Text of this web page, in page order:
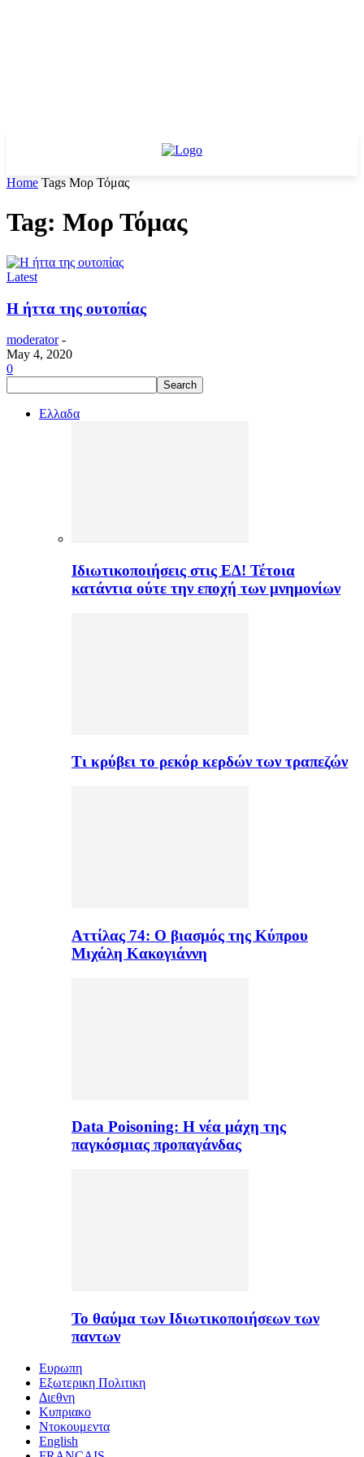
Home Tags Μορ Τόμας
Tag: Μορ Τόμας
Latest
Η ήττα της ουτοπίας
moderator -
May 4, 2020
0
Ελλαδα
Ιδιωτικοποιήσεις στις ΕΔ! Τέτοια
κατάντια ούτε την εποχή των μνημονίων
Τι κρύβει το ρεκόρ κερδών των τραπεζών
Αττίλας 74: Ο βιασμός της Κύπρου
Μιχάλη Κακογιάννη
Data Poisoning: Η νέα μάχη της
παγκόσμιας προπαγάνδας
Το θαύμα των Ιδιωτικοποιήσεων των
παντων
Ευρωπη
Εξωτερικη Πολιτικη
Διεθνη
Κυπριακο
Ντοκουμεντα
English